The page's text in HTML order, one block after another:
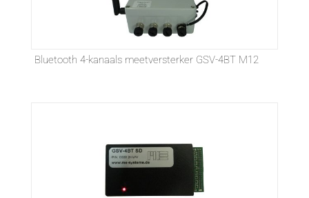
Bluetooth 4-kanaals meetversterker GSV-4BT M12